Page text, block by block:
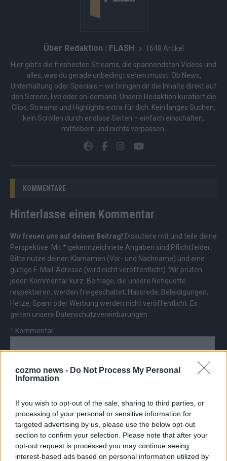
cozmo news - Do Not Process My Personal
Information
If you wish to opt-out of the sale, sharing to third parties, or
processing of your personal or sensitive information for
targeted advertising by us, please use the below opt-out
section to confirm your selection. Please note that after your
opt-out request is processed you may continue seeing
interest-based ads based on personal information utilized by
Über Redaktion | FLASH 1648 Artikel
Hier gibt’s die freshesten Streams, die spannendsten Videos und
alles, was du gerade unbedingt sehen musst. Ob News,
Unterhaltung oder Specials – wir bringen dir die Inhalte direkt auf
den Screen, live oder on-demand. Unsere Redaktion kuratiert die
Clips, Streams und Highlights extra für dich. Kein langes Suchen,
kein Scrollen durch endlose Seiten – einfach einschalten,
mitfiebern und nichts verpassen.
KOMMENTARE
Hinterlasse einen Kommentar
Wir freuen uns auf deinen Beitrag! Diskutiere mit und teile deine
Perspektive. Mit * gekennzeichnete Angaben sind Pflichtfelder.
Bitte nutze deinen Klarnamen (Vor- und Nachname) und eine
gültige E-Mail-Adresse (wird nicht veröffentlicht). Wir prüfen
jeden Kommentar kurz. Beiträge, die unsere Netiquette
respektieren, werden freigeschaltet; Hassrede, Beleidigungen,
Hetze, Spam oder Werbung werden nicht veröffentlicht. Es
gelten unsere Datenschutzvereinbarungen
* Kommentar
Vor- und Nachname
E-Mail